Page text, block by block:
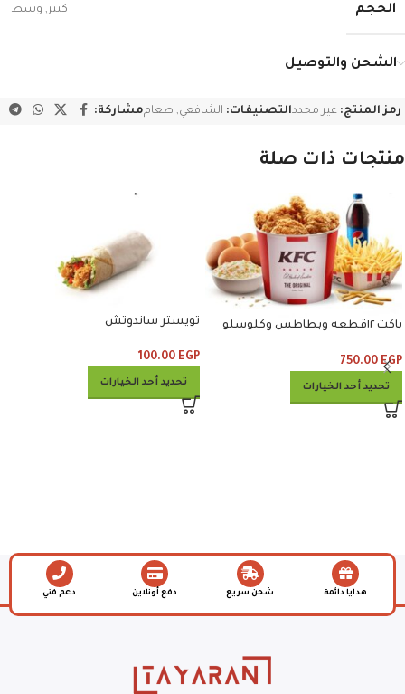
الحجم كبير, وسط
الشحن والتوصيل
رمز المنتج: غير محددالتصنيفات: الشافعي, طعاممشاركة:
منتجات ذات صلة
باكت ١٢قطعه وبطاطس وكلوسلو
750.00 EGP
تحديد أحد الخيارات
تويستر ساندوتش
100.00 EGP
تحديد أحد الخيارات
هدايا دائمة شحن سريع دفع أونلاين دعم فني